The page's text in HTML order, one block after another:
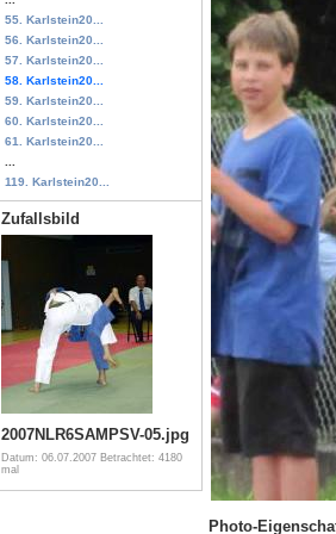
55. Karlstein20...
56. Karlstein20...
57. Karlstein20...
58. Karlstein20...
59. Karlstein20...
60. Karlstein20...
61. Karlstein20...
119. Karlstein20...
Zufallsbild
2007NLR6SAMPSV-05.jpg
Datum: 06.07.2007 Betrachtet: 4180
mal
Photo-